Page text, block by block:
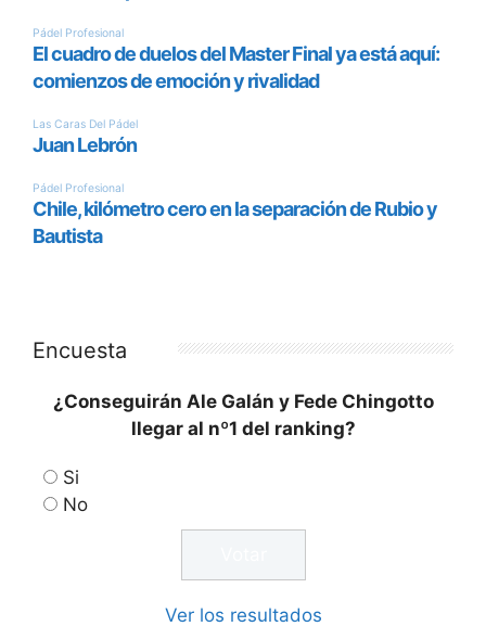
Encuesta
¿Conseguirán Ale Galán y Fede Chingotto
llegar al nº1 del ranking?
Si
No
Ver los resultados